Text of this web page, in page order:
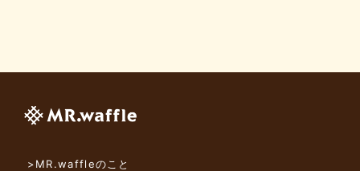
>MR.waffleのこと